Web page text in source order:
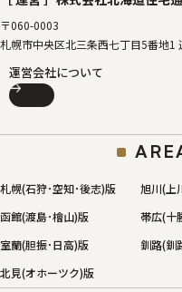
〒060-0003
札幌市中央区北三条西七丁目5番地1
運営会社について
札幌(石狩･空知･後志)版
旭川(上
函館(渡島･檜山)版
帯広(十
室蘭(胆振･日高)版
釧路(釧
北見(オホーツク)版